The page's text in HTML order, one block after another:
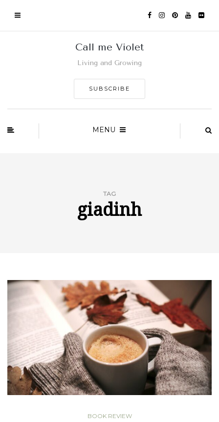
Call me Violet
Living and Growing
SUBSCRIBE
MENU
TAG
giadinh
BOOK REVIEW